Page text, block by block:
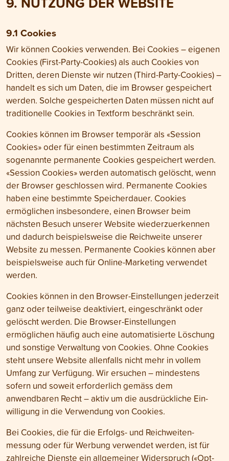
9.1 Cookies
Wir können Cookies verwenden. Bei Cookies – eigenen
Cookies (First-Party-Cookies) als auch Cookies von
Dritten, deren Dienste wir nutzen (Third-Party-Cookies) –
handelt es sich um Daten, die im Browser gespeichert
werden. Solche gespeicherten Daten müssen nicht auf
traditionelle Cookies in Textform beschränkt sein.
Cookies können im Browser temporär als «Session
Cookies» oder für einen bestimmten Zeitraum als
sogenannte permanente Cookies gespeichert werden.
«Session Cookies» werden automatisch gelöscht, wenn
der Browser geschlossen wird. Permanente Cookies
haben eine bestimmte Speicher­dauer. Cookies
ermöglichen insbesondere, einen Browser beim
nächsten Besuch unserer Website wiederzuerkennen
und dadurch beispielsweise die Reich­weite unserer
Website zu messen. Permanente Cookies können aber
beispiels­weise auch für Online-Marketing verwendet
werden.
Cookies können in den Browser-Einstellungen jederzeit
ganz oder teilweise deaktiviert, eingeschränkt oder
gelöscht werden. Die Browser-Einstellungen
ermöglichen häufig auch eine automatisierte Löschung
und sonstige Verwaltung von Cookies. Ohne Cookies
steht unsere Website allenfalls nicht mehr in vollem
Umfang zur Verfügung. Wir ersuchen – mindestens
sofern und soweit erforderlich gemäss dem
anwendbaren Recht – aktiv um die ausdrückliche Ein­
willigung in die Verwendung von Cookies.
Bei Cookies, die für die Erfolgs- und Reichweiten­
messung oder für Werbung verwendet werden, ist für
zahlreiche Dienste ein allgemeiner Widerspruch («Opt-